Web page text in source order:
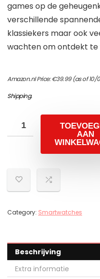
games op de
verschillende
klassiekers maar ook
wachten om ontdekt te
Amazon.nl Price:€39.99(as of 10/
Shipping.
AAN
Category: Smartwatches
Beschrijving
Extra informatie